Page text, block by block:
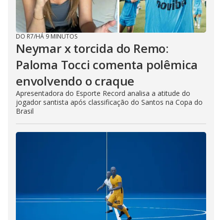
DO R7/HÁ 9 MINUTOS
Neymar x torcida do Remo:
Paloma Tocci comenta polêmica
envolvendo o craque
Apresentadora do Esporte Record analisa a atitude do
jogador santista após classificação do Santos na Copa do
Brasil